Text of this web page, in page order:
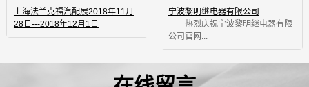
上海法兰克福汽配展2018年11月
28日---2018年12月1日
宁波黎明继电器有限公司
热烈庆祝宁波黎明继电器有限
公司官网...